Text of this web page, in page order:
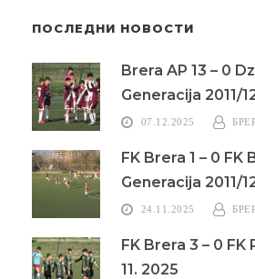
ПОСЛЕДНИ НОВОСТИ
Brera AP 13 – 0
Generacija 2011/
07.12.2025
FK Brera 1 – 0 FK
Generacija 2011/
24.11.2025
FK Brera 3 – 0 FK
11. 2025